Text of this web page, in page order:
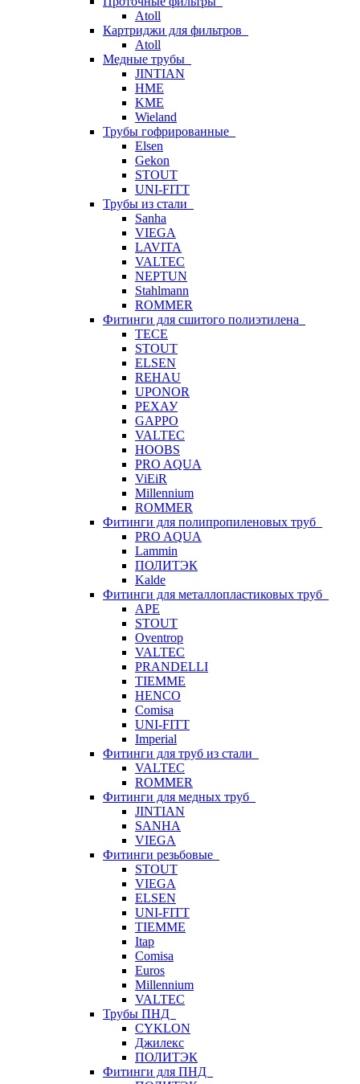
Atoll
Картриджи для фильтров
Atoll
Медные трубы
JINTIAN
HME
KME
Wieland
Трубы гофрированные
Elsen
Gekon
STOUT
UNI-FITT
Трубы из стали
Sanha
VIEGA
LAVITA
VALTEC
NEPTUN
Stahlmann
ROMMER
Фитинги для сшитого полиэтилена
TECE
STOUT
ELSEN
REHAU
UPONOR
РЕХАУ
GAPPO
VALTEC
HOOBS
PRO AQUA
ViEiR
Millennium
ROMMER
Фитинги для полипропиленовых труб
PRO AQUA
Lammin
ПОЛИТЭК
Kalde
Фитинги для металлопластиковых труб
APE
STOUT
Oventrop
VALTEC
PRANDELLI
TIEMME
HENCO
Comisa
UNI-FITT
Imperial
Фитинги для труб из стали
VALTEC
ROMMER
Фитинги для медных труб
JINTIAN
SANHA
VIEGA
Фитинги резьбовые
STOUT
VIEGA
ELSEN
UNI-FITT
TIEMME
Itap
Comisa
Euros
Millennium
VALTEC
Трубы ПНД
CYKLON
Джилекс
ПОЛИТЭК
Фитинги для ПНД